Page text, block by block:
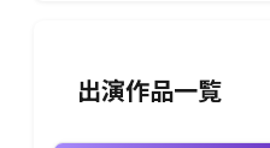
出演作品一覧